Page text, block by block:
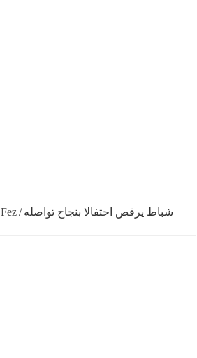
Fez/ شباط يرقص احتفالا بنجاح تواصله